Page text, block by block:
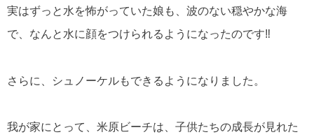
実はずっと水を怖がっていた娘も、波のない穏やかな海
で、なんと水に顔をつけられるようになったのです‼
さらに、シュノーケルもできるようになりました。
我が家にとって、米原ビーチは、子供たちの成長が見れた